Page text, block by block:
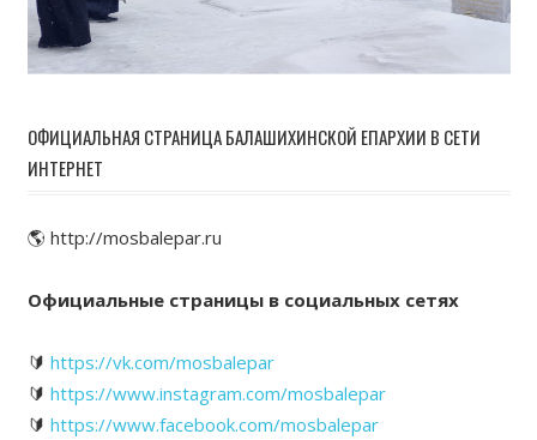
ОФИЦИАЛЬНАЯ СТРАНИЦА БАЛАШИХИНСКОЙ ЕПАРХИИ В СЕТИ
ИНТЕРНЕТ
🌎 http://mosbalepar.ru
Официальные страницы в социальных сетях
🔰 https://vk.com/mosbalepar
🔰 https://www.instagram.com/mosbalepar
🔰 https://www.facebook.com/mosbalepar